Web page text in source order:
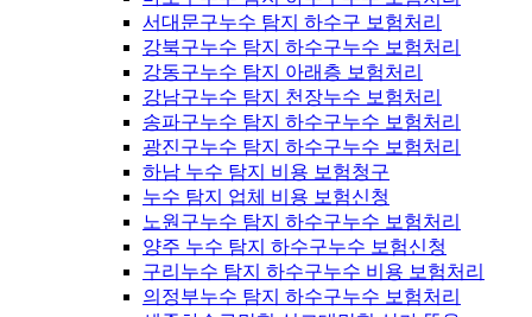
서대문구누수 탐지 하수구 보험처리
강북구누수 탐지 하수구누수 보험처리
강동구누수 탐지 아래층 보험처리
강남구누수 탐지 천장누수 보험처리
송파구누수 탐지 하수구누수 보험처리
광진구누수 탐지 하수구누수 보험처리
하남 누수 탐지 비용 보험청구
누수 탐지 업체 비용 보험신청
노원구누수 탐지 하수구누수 보험처리
양주 누수 탐지 하수구누수 보험신청
구리누수 탐지 하수구누수 비용 보험처리
의정부누수 탐지 하수구누수 보험처리